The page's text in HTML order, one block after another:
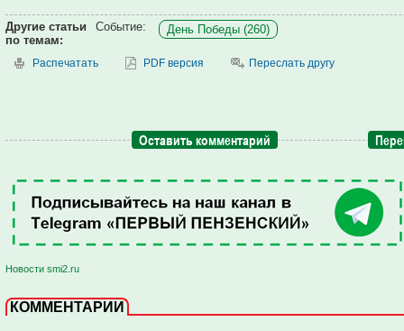
Другие статьи
по темам:
Событие: День Победы (260)
Распечатать PDF версия Переслать другу
Оставить комментарий
Новости smi2.ru
КОММЕНТАРИИ